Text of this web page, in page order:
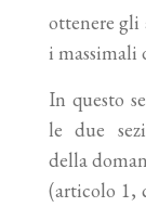
ottenere gli
i massimali
In questo
le due
della
(articolo 1,